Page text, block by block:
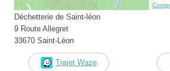
Déchetterie de Saint-léon
9 Route Allegret
33670 Saint-Léon
Trajet Waze